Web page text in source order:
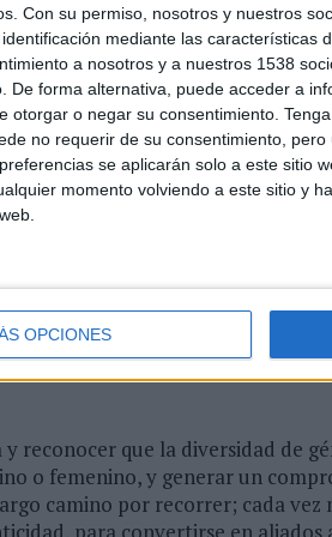
Con su permiso, nosotros y nuestros
mediante las características
a nosotros y a nuestros 1538
De forma alternativa, puede acceder a
otorgar o negar su consentimiento.
no requerir de su consentimiento,
se aplicarán solo a este sitio
momento volviendo a este sitio y
OPCIONES
preparados para salir del closet,
forma parte de la comunidad
Para las marcas representa un
de generar un rol de
valores, y adecuación a sus
LGBTIQ+ necesita de
todo el año y de todos los
deben esforzarse para crear
colectivo debe ser real y no se
incluyendo las redes
activamente políticas
las personas LGBTIQ+ se
reconocer que la diversidad de
o femenino, y generar un
camino por recorrer; cada vez